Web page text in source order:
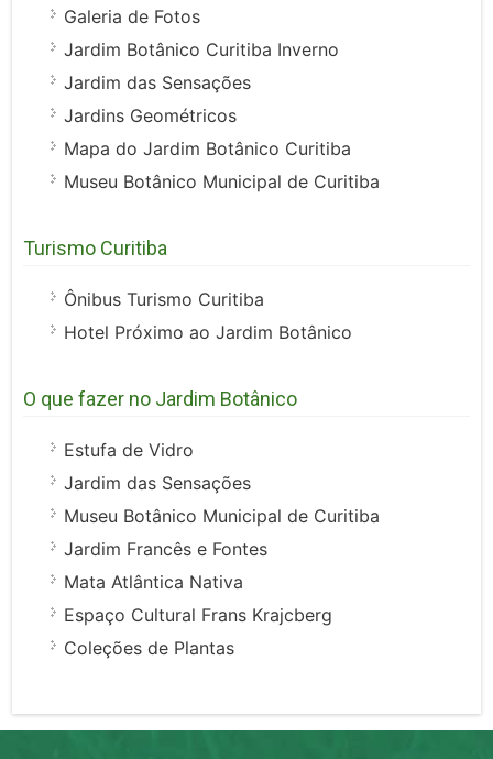
Galeria de Fotos
Jardim Botânico Curitiba Inverno
Jardim das Sensações
Jardins Geométricos
Mapa do Jardim Botânico Curitiba
Museu Botânico Municipal de Curitiba
Turismo Curitiba
Ônibus Turismo Curitiba
Hotel Próximo ao Jardim Botânico
O que fazer no Jardim Botânico
Estufa de Vidro
Jardim das Sensações
Museu Botânico Municipal de Curitiba
Jardim Francês e Fontes
Mata Atlântica Nativa
Espaço Cultural Frans Krajcberg
Coleções de Plantas